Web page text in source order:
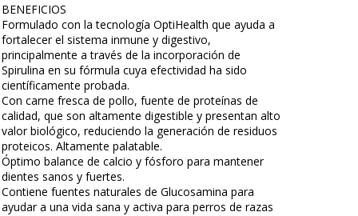
BENEFICIOS
Formulado con la tecnología OptiHealth que ayuda a
fortalecer el sistema inmune y digestivo,
principalmente a través de la incorporación de
Spirulina en su fórmula cuya efectividad ha sido
científicamente probada.
Con carne fresca de pollo, fuente de proteínas de
calidad, que son altamente digestible y presentan alto
valor biológico, reduciendo la generación de residuos
proteicos. Altamente palatable.
Óptimo balance de calcio y fósforo para mantener
dientes sanos y fuertes.
Contiene fuentes naturales de Glucosamina para
ayudar a una vida sana y activa para perros de razas